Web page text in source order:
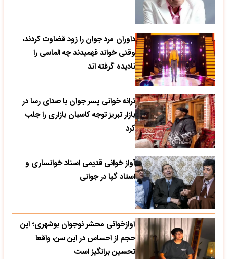
داوران مرد جوان را زود قضاوت کردند،
وقتی خواند فهمیدند چه الماسی را
نادیده گرفته اند
ترانه خوانی پسر جوان با صدای رسا در
بازار تبریز توجه کاسبان بازاری را جلب
کرد
آواز خوانی قدیمی استاد خوانساری و
استاد گپا در جوانی
آوازخوانی محشر نوجوان بوشهری؛ این
حجم از احساس در این سن، واقعا
تحسین‌ برانگیز است